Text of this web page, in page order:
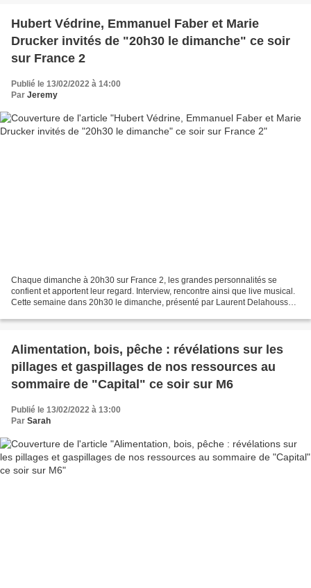
Hubert Védrine, Emmanuel Faber et Marie
Drucker invités de "20h30 le dimanche" ce soir
sur France 2
Publié le 13/02/2022 à 14:00
Par Jeremy
Chaque dimanche à 20h30 sur France 2, les grandes personnalités se
confient et apportent leur regard. Interview, rencontre ainsi que live musical.
Cette semaine dans 20h30 le dimanche, présenté par Laurent Delahousse :
Alimentation, bois, pêche : révélations sur les
pillages et gaspillages de nos ressources au
sommaire de "Capital" ce soir sur M6
Publié le 13/02/2022 à 13:00
Par Sarah